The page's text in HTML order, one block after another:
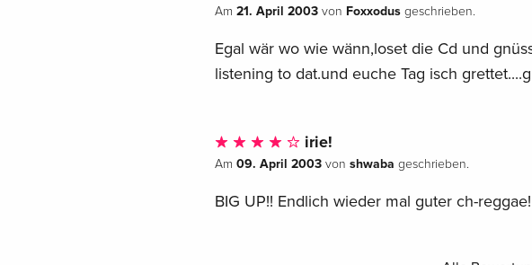
Am 21. April 2003von Foxxodusgeschrieben.
Egal wär wo wie wänn,loset die Cd und
listening to dat.und euche Tag isch
irie!
Am 09. April 2003von shwaba geschrieben.
BIG UP!! Endlich wieder mal guter ch-